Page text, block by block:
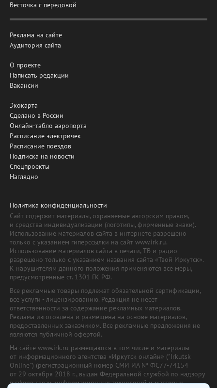
Весточка с передовой
Реклама на сайте
Аудитория сайта
О проекте
Написать редакции
Вакансии
Экокарта
Сделано в России
Онлайн-табло аэропорта
Расписание электричек
Расписание поездов
Подписка на новости
Спецпроекты
Наглядно
Политика конфиденциальности
Сайт содержит материалы, охраняемые авторским правом,
и средства индивидуализации (логотипы, фирменные знаки).
Использование материалов сайта в интернете разрешено
только с указанием гиперссылки на сайт www.irk.ru.
Использование материалов сайта в печати, ТВ и радио
разрешено только с указанием названия сайта «Твой Иркутск».
К нарушителям данного положения применяются все меры,
предусмотренные ст. 1301 ГК РФ.
Все рекламные товары подлежат обязательной сертификации,
все услуги - лицензированию. Редакция не несет
ответственности за содержание рекламных материалов.
Реклама изготовлена и размещена на основе материалов,
предоставленных заказчиком. Все рекламные предложения не
являются публичной офертой.
На сайте www.irk.ru размещаются в том числе и материалы
от информационного агентства «Иркутск онлайн» ("Irkutsk
Online") (регистрационный номер СМИ ИА № ФС77-74154
от 29 октября 2018 г., выдан Федеральной службой по надзору
в сфере связи, информационных технологий и массовых